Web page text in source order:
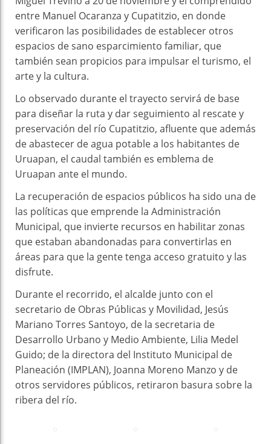
entre Manuel Ocaranza y Cupatitzio, en donde
verificaron las posibilidades de establecer otros
espacios de sano esparcimiento familiar, que
también sean propicios para impulsar el turismo, el
arte y la cultura.
Lo observado durante el trayecto servirá de base
para diseñar la ruta y dar seguimiento al rescate y
preservación del río Cupatitzio, afluente que además
de abastecer de agua potable a los habitantes de
Uruapan, el caudal también es emblema de
Uruapan ante el mundo.
La recuperación de espacios públicos ha sido una de
las políticas que emprende la Administración
Municipal, que invierte recursos en habilitar zonas
que estaban abandonadas para convertirlas en
áreas para que la gente tenga acceso gratuito y las
disfrute.
Durante el recorrido, el alcalde junto con el
secretario de Obras Públicas y Movilidad, Jesús
Mariano Torres Santoyo, de la secretaria de
Desarrollo Urbano y Medio Ambiente, Lilia Medel
Guido; de la directora del Instituto Municipal de
Planeación (IMPLAN), Joanna Moreno Manzo y de
otros servidores públicos, retiraron basura sobre la
ribera del río.